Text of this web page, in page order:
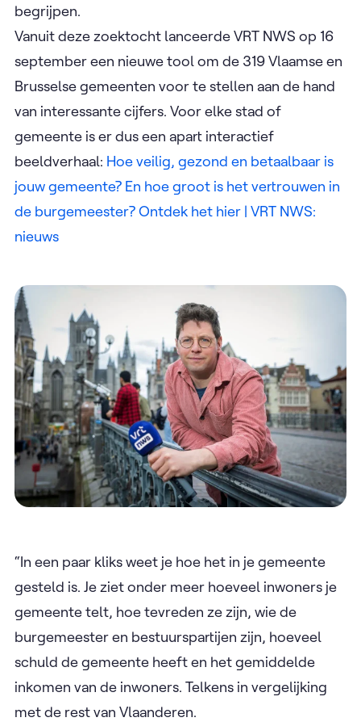
begrijpen.
Vanuit deze zoektocht lanceerde VRT NWS op 16
september een nieuwe tool om de 319 Vlaamse en
Brusselse gemeenten voor te stellen aan de hand
van interessante cijfers. Voor elke stad of
gemeente is er dus een apart interactief
beeldverhaal: Hoe veilig, gezond en betaalbaar is
jouw gemeente? En hoe groot is het vertrouwen in
de burgemeester? Ontdek het hier | VRT NWS:
nieuws
“In een paar kliks weet je hoe het in je gemeente
gesteld is. Je ziet onder meer hoeveel inwoners je
gemeente telt, hoe tevreden ze zijn, wie de
burgemeester en bestuurspartijen zijn, hoeveel
schuld de gemeente heeft en het gemiddelde
inkomen van de inwoners. Telkens in vergelijking
met de rest van Vlaanderen.